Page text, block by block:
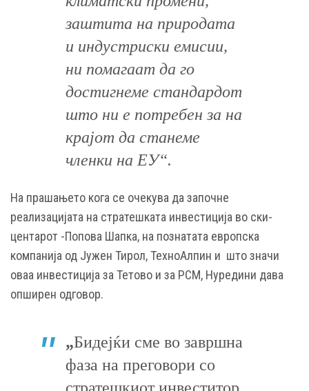
заштита на природата
и индустриски емисии,
ни помагаат да го
достигнеме стандардот
што ни е потребен за на
крајот да станеме
членки на ЕУ“.
На прашањето кога се очекува да започне
реализацијата на стратешката инвестиција во ски-
центарот -Попова Шапка, на познатата европска
компанија од Јужен Тирол, ТехноАлпин и што значи
оваа инвестиција за Тетово и за РСМ, Нуредини дава
опширен одговор.
„Бидејќи сме во завршна
фаза на преговори со